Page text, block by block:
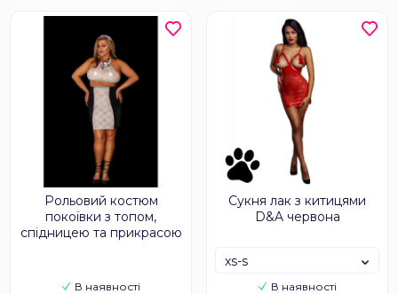
Рольовий костюм
покоївки з топом,
спідницею та прикрасою
В наявності
Сукня лак з китицями
D&A червона
В наявності
xs-s